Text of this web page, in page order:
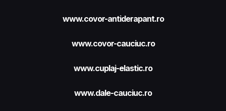
www.covor-antiderapant.ro
www.covor-cauciuc.ro
www.cuplaj-elastic.ro
www.dale-cauciuc.ro